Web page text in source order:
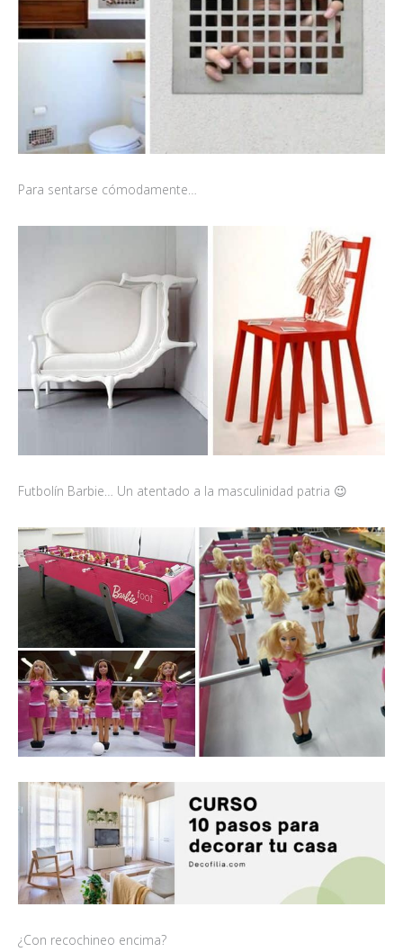
Para sentarse cómodamente…
Futbolín Barbie… Un atentado a la masculinidad patria 😉
¿Con recochineo encima?